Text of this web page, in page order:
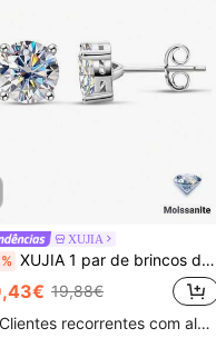
XUJIA
XUJIA 1 par de brincos de moissanita redondos clássicos de 3 mm/4 mm/5 mm/6,5 mm/8 mm/9 mm/10 mm/11 mm, brincos de prata de lei 925, joia com pedra preciosa cor D VVS1.
19,88€
Clientes recorrentes com alta taxa de retorno